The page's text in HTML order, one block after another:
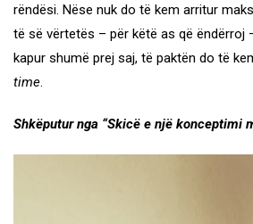
rëndësi. Nëse nuk do të kem arritur
të së vërtetës – për këtë as që ëndërroj
kapur shumë prej saj, të paktën do të
time.
Shkëputur nga “Skicë e një konceptimi